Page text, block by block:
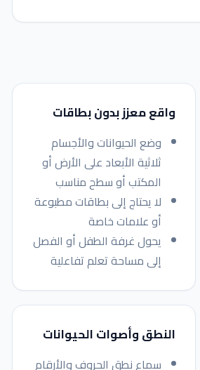
واقع معزز بدون بطاقات
وضع الحيوانات والأجسام
ثلاثية الأبعاد على الأرض أو
المكتب أو سطح مناسب
لا يحتاج إلى بطاقات مطبوعة
أو علامات خاصة
يحول غرفة الطفل أو الفصل
إلى مساحة تعلم تفاعلية
النطق وأصوات الحيوانات
سماع نطق الحروف والأرقام